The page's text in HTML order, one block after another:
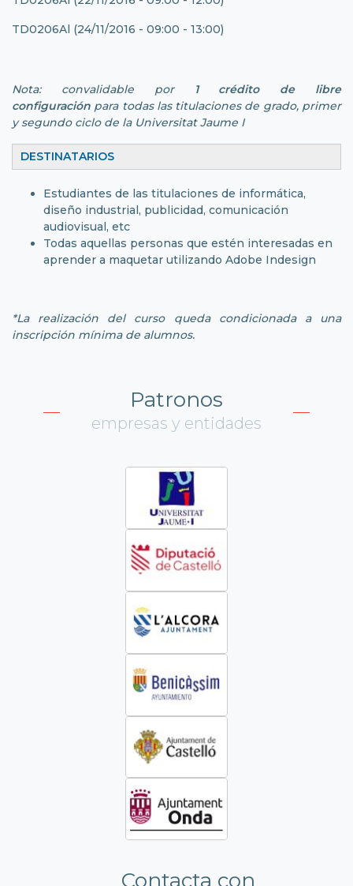
TD0206Al (24/11/2016 - 09:00 - 13:00)
Nota: convalidable por
1 crédito de libre
configuración para todas las titulaciones de grado, primer
y segundo ciclo de la Universitat Jaume I
DESTINATARIOS
Estudiantes de las titulaciones de informática,
diseño industrial, publicidad, comunicación
audiovisual, etc
Todas aquellas personas que estén interesadas en
aprender a maquetar utilizando Adobe Indesign
*La realización del curso queda condicionada a una
inscripción mínima de alumnos.
Patronos
empresas y entidades
Contacta con